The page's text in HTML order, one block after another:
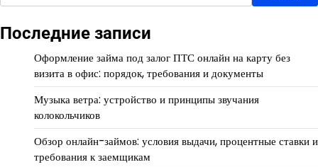
Последние записи
Оформление займа под залог ПТС онлайн на карту без
визита в офис: порядок, требования и документы
Музыка ветра: устройство и принципы звучания
колокольчиков
Обзор онлайн-займов: условия выдачи, процентные ставки и
требования к заемщикам